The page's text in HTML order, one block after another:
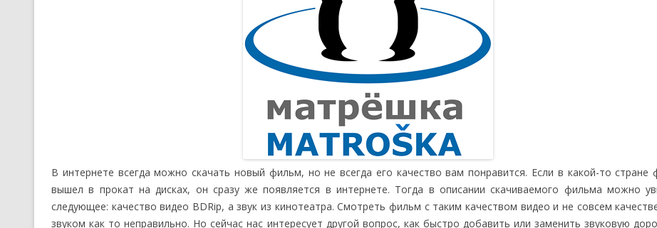
В интернете всегда можно скачать новый фильм, но не всегда его качество вам понравится. Если в какой-то стране
вышел в прокат на дисках, он сразу же появляется в интернете. Тогда в описании скачиваемого фильма можно
следующее: качество видео BDRip, а звук из кинотеатра. Смотреть фильм с таким качеством видео и не совсем
звуком как то неправильно. Но сейчас нас интересует другой вопрос, как быстро добавить или заменить звуковую